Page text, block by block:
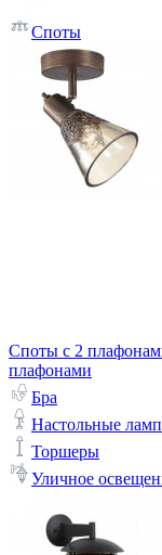
Споты
Споты с 2
плафонами
Бра
Настольные
Торшеры
Уличное